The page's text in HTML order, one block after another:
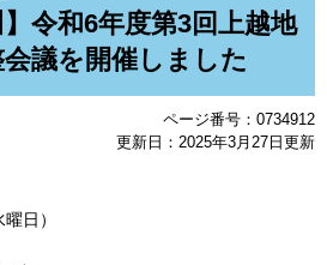
】令和6年度第3回上越地
議を開催しました
ページ番号：0734912
更新日：2025年3月27日更新
日）